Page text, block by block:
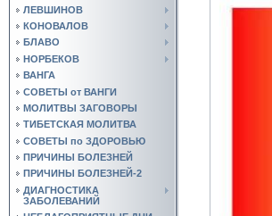
ЛЕВШИНОВ
КОНОВАЛОВ
БЛАВО
НОРБЕКОВ
ВАНГА
СОВЕТЫ от ВАНГИ
МОЛИТВЫ ЗАГОВОРЫ
ТИБЕТСКАЯ МОЛИТВА
СОВЕТЫ по ЗДОРОВЬЮ
ПРИЧИНЫ БОЛЕЗНЕЙ
ПРИЧИНЫ БОЛЕЗНЕЙ-2
ДИАГНОСТИКА
ЗАБОЛЕВАНИЙ